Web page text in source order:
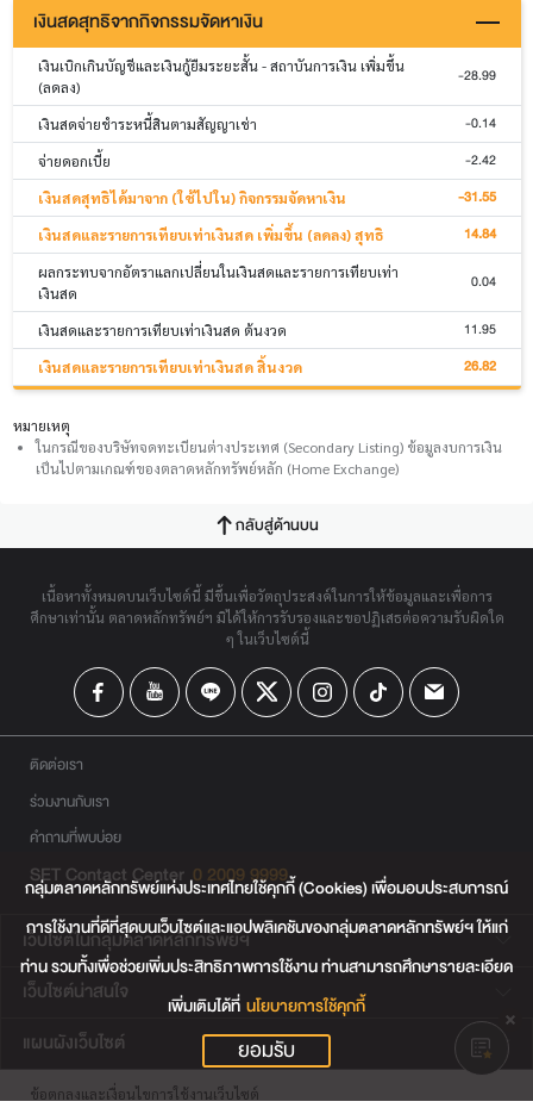
เงินสดสุทธิจากกิจกรรมจัดหาเงิน
เงินเบิกเกินบัญชีและเงินกู้ยืมระยะสั้น - สถาบันการเงิน เพิ่มขึ้น
(ลดลง)
-28.99
เงินสดจ่ายชำระหนี้สินตามสัญญาเช่า -0.14
จ่ายดอกเบี้ย -2.42
เงินสดสุทธิได้มาจาก (ใช้ไปใน) กิจกรรมจัดหาเงิน -31.55
เงินสดและรายการเทียบเท่าเงินสด เพิ่มขึ้น (ลดลง) สุทธิ 14.84
ผลกระทบจากอัตราแลกเปลี่ยนในเงินสดและรายการเทียบเท่า
เงินสด
0.04
เงินสดและรายการเทียบเท่าเงินสด ต้นงวด 11.95
เงินสดและรายการเทียบเท่าเงินสด สิ้นงวด 26.82
หมายเหตุ
ในกรณีของบริษัทจดทะเบียนต่างประเทศ (Secondary Listing) ข้อมูลงบการเงิน
เป็นไปตามเกณฑ์ของตลาดหลักทรัพย์หลัก (Home Exchange)
กลับสู่ด้านบน
เนื้อหาทั้งหมดบนเว็บไซต์นี้ มีขึ้นเพื่อวัตถุประสงค์ในการให้ข้อมูลและเพื่อการ
ศึกษาเท่านั้น ตลาดหลักทรัพย์ฯ มิได้ให้การรับรองและขอปฏิเสธต่อความรับผิดใด
ๆ ในเว็บไซต์นี้
ติดต่อเรา
ร่วมงานกับเรา
คำถามที่พบบ่อย
SET Contact Center 0 2009 9999
เว็บไซต์ในกลุ่มตลาดหลักทรัพย์ฯ
เว็บไซต์น่าสนใจ
แผนผังเว็บไซต์
ข้อตกลงและเงื่อนไขการใช้งานเว็บไซต์
กลุ่มตลาดหลักทรัพย์แห่งประเทศไทยใช้คุกกี้ (Cookies) เพื่อมอบประสบการณ์
การใช้งานที่ดีที่สุดบนเว็บไซต์และแอปพลิเคชันของกลุ่มตลาดหลักทรัพย์ฯ ให้แก่
ท่าน รวมทั้งเพื่อช่วยเพิ่มประสิทธิภาพการใช้งาน ท่านสามารถศึกษารายละเอียด
เพิ่มเติมได้ที่ นโยบายการใช้คุกกี้
ยอมรับ